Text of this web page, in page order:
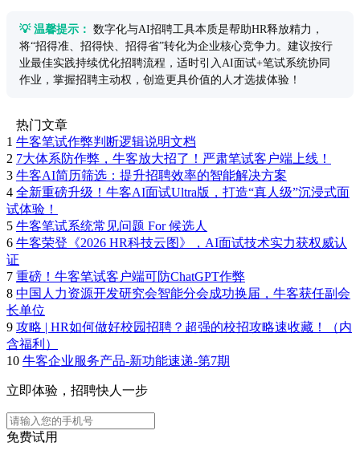
💡 温馨提示： 数字化与AI招聘工具本质是帮助HR释放精力，
将“招得准、招得快、招得省”转化为企业核心竞争力。建议按行
业最佳实践持续优化招聘流程，适时引入AI面试+笔试系统协同
作业，掌握招聘主动权，创造更具价值的人才选拔体验！
热门文章
1 牛客笔试作弊判断逻辑说明文档
2 7大体系防作弊，牛客放大招了！严肃笔试客户端上线！
3 牛客AI简历筛选：提升招聘效率的智能解决方案
4 全新重磅升级！牛客AI面试Ultra版，打造“真人级”沉浸式面
试体验！
5 牛客笔试系统常见问题 For 候选人
6 牛客荣登《2026 HR科技云图》，AI面试技术实力获权威认
证
7 重磅！牛客笔试客户端可防ChatGPT作弊
8 中国人力资源开发研究会智能分会成功换届，牛客获任副会
长单位
9 攻略 | HR如何做好校园招聘？超强的校招攻略速收藏！（内
含福利）
10 牛客企业服务产品-新功能速递-第7期
立即体验，招聘快人一步
免费试用